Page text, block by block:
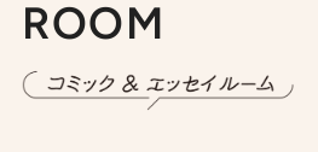
ROOM